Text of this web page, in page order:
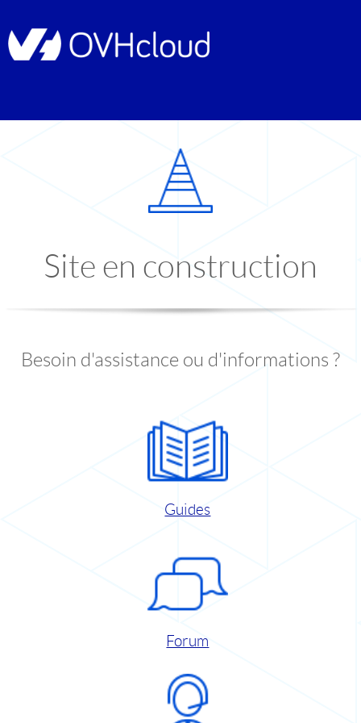
Site en construction
Besoin d'assistance ou d'informations ?
Guides
Forum